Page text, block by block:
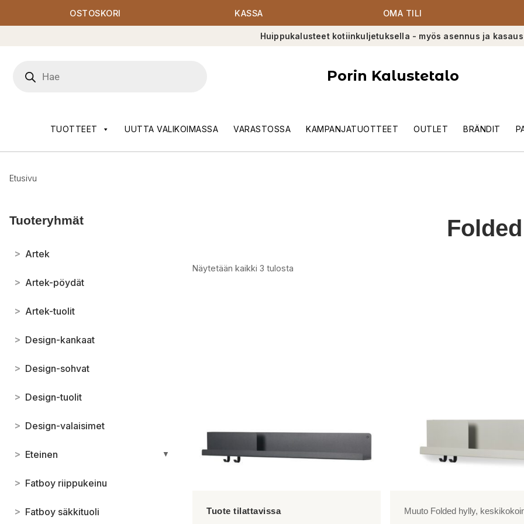
OSTOSKORI KASSA OMA TILI
Huippukalusteet kotiinkuljetuksella - myös asennus ja
search
Porin Kalustetalo
TUOTTEET UUTTA VALIKOIMASSA VARASTOSSA KAMPANJATUOTTEET OUTLET BRÄNDIT
Etusivu
Tuoteryhmät
> Artek
> Artek-pöydät
> Artek-tuolit
> Design-kankaat
> Design-sohvat
> Design-tuolit
> Design-valaisimet
> Eteinen ▼
> Fatboy riippukeinu
> Fatboy säkkituoli
Folded
Näytetään kaikki 3 tulosta
Muuto Folded hylly,